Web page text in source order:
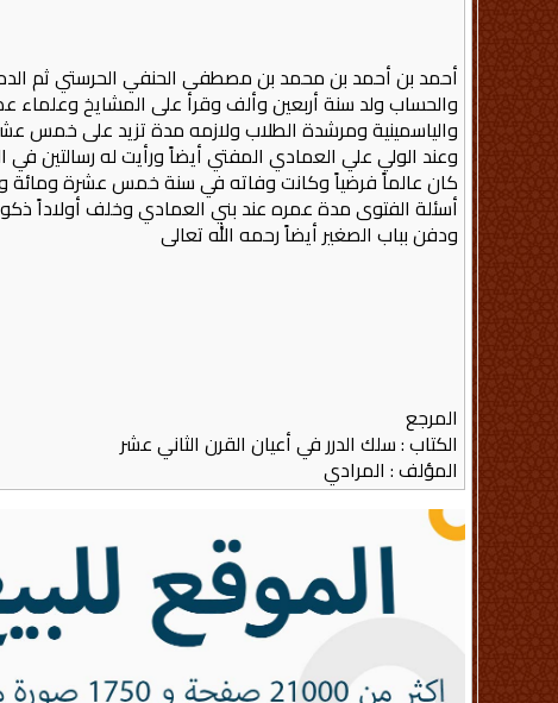
أحمد بن أحمد بن محمد بن مصطفى الحنفي الحرستي ثم
والحساب ولد سنة أربعين وألف وقرأ على المشايخ وعلماء
والياسمينية ومرشدة الطلاب ولازمه مدة تزيد على خمس
وعند الولي علي العمادي المفتي أيضاً ورأيت له رسالتين
كان عالماً فرضياً وكانت وفاته في سنة خمس عشرة ومائة
أسئلة الفتوى مدة عمره عند بني العمادي وخلف أولاداً
ودفن بباب الصغير أيضاً رحمه الله تعالى
المرجع
الكتاب : سلك الدرر في أعيان القرن الثاني عشر
المؤلف : المرادي